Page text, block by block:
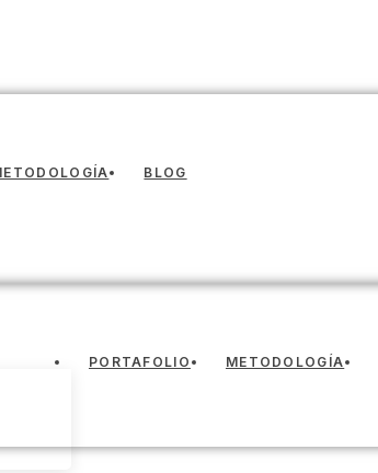
BLOG
PORTAFOLIO METODOLOGÍA